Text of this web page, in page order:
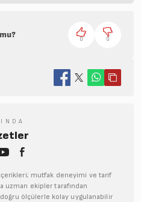
0 0
mutfak deneyimi ve tarif
uzman ekipler tarafından
doğru ölçülerle kolay uygulanabilir